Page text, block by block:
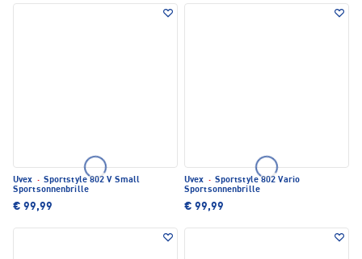
Uvex · Sportstyle 802 V Small
Sportsonnenbrille
€ 99,99
Uvex · Sportstyle 802 Vario
Sportsonnenbrille
€ 99,99